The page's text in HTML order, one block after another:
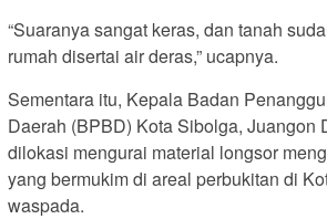
“Suaranya sangat keras, dan tanah
rumah disertai air deras,” ucapnya.
Sementara itu, Kepala Badan
Daerah (BPBD) Kota Sibolga, Juangon
dilokasi mengurai material longsor
yang bermukim di areal perbukitan di
waspada.